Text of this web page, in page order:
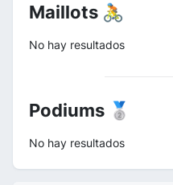
Maillots 🚴
No hay resultados
Podiums 🥈
No hay resultados